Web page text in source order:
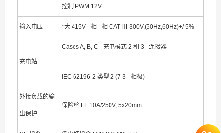
控制 PWM 12V
输入电压 *大 415V - 相 - 相 CAT Ⅲ 300V,(50Hz,60Hz)+/-5%
充电站
Cases A, B, C - 充电模式 2 和 3 - 连接器
IEC 62196-2 类型 2 (7 3 - 相极)
外接负载的输
出保护
保险丝 FF 10A/250V, 5x20mm